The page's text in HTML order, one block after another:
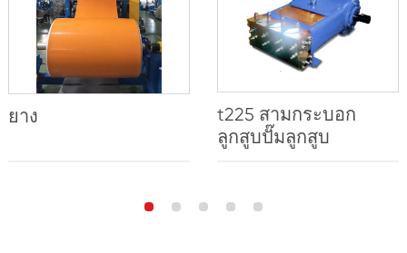
ยาง
t225 สามกระบอก
ลูกสูบปั๊มลูกสูบ